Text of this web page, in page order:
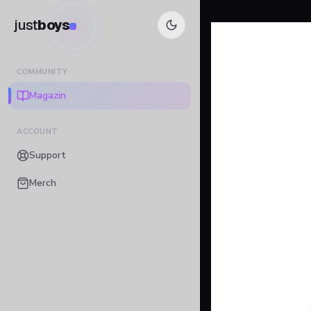
justboys
COMMUNITY
Magazin
ACCOUNT
Support
Merch